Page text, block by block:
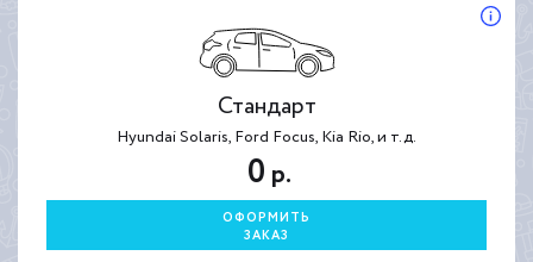
Стандарт
Hyundai Solaris, Ford Focus, Kia Rio, и т.д.
0 р.
ОФОРМИТЬ
ЗАКАЗ